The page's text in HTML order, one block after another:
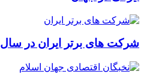
شرکت های برتر ایران در سال 1399